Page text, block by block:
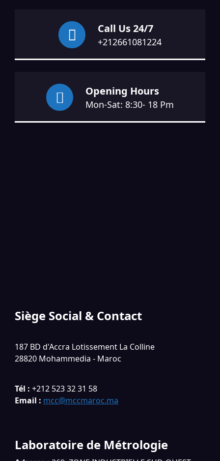
Call Us 24/7
+212661081224
Opening Hours
Mon-Sat: 8:30- 18 Pm
Siège Social & Contact
187 BD d'Accra Lotissement La Colline
28820 Mohammedia - Maroc
Tél : +212 523 32 31 58
Email : mcc@mccmaroc.ma
Laboratoire de Métrologie